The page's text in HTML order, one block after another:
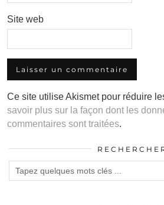
Site web
Ce site utilise Akismet pour réduire
savoir plus sur la façon dont les
commentaires sont traitées.